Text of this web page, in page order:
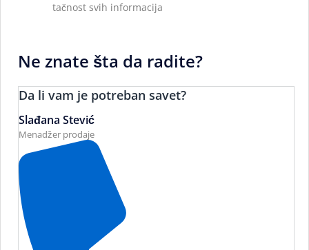
tačnost svih informacija
Ne znate šta da radite?
Da li vam je potreban savet?
Slađana Stević
Menadžer prodaje